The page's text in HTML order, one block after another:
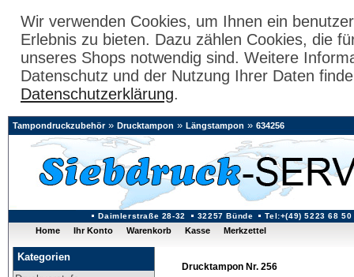
Wir verwenden Cookies, um Ihnen ein
Erlebnis zu bieten. Dazu zählen Cookies, die
unseres Shops notwendig sind. Weitere
Datenschutz und der Nutzung Ihrer Daten
Datenschutzerklärung.
Daimlerstraße 28-32 32257 Bünde Tel:+(49) 5223 68 50
Tampondruckzubehör» Drucktampon » Längstampon » 634256
Home Ihr Konto Warenkorb Kasse Merkzettel
Kategorien
Drucktampon Nr. 256